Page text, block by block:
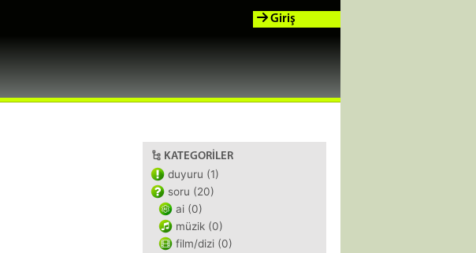
Giriş
KATEGORILER
duyuru (1)
soru (20)
ai (0)
müzik (0)
film/dizi (0)